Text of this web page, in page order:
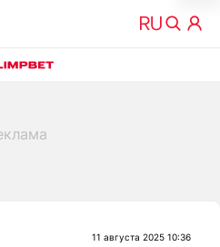
11 августа 2025 10:36